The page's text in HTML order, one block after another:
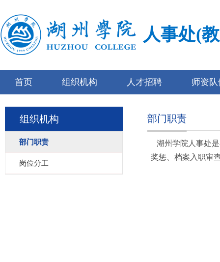
人事处(
首页 组织机构 人才招聘 师资队
组织机构
部门职责
岗位分工
部门职责
湖州学院人事处
奖惩、档案入职审